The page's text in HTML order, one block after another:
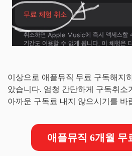
이상으로 애플뮤직 무료 구독해지
았습니다. 엄청 간단하게 구독취소
아까운 구독료 내지 않으시기를 바
애플뮤직 6개월 무